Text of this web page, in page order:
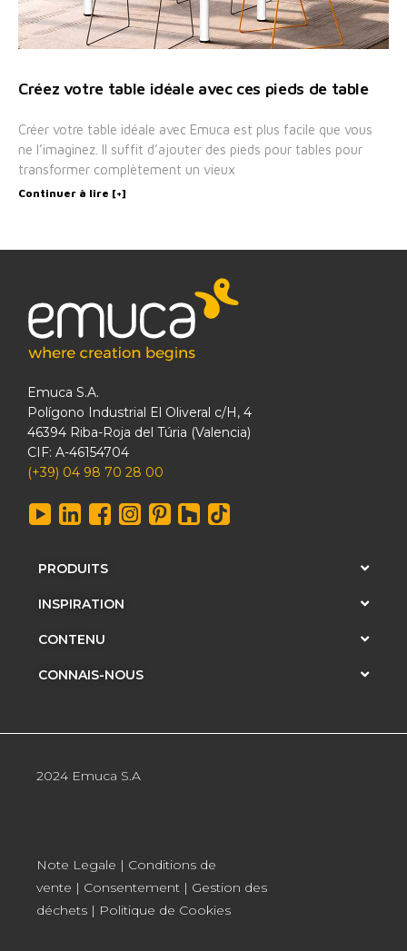
Créez votre table idéale avec ces pieds de table
Créer votre table idéale avec Emuca est plus facile que vous
ne l’imaginez. Il suffit d’ajouter des pieds pour tables pour
transformer complètement un vieux
Continuer à lire [+]
Emuca S.A.
Polígono Industrial El Oliveral c/H, 4
46394 Riba-Roja del Túria (Valencia)
CIF: A-46154704
(+39) 04 98 70 28 00
PRODUITS
INSPIRATION
CONTENU
CONNAIS-NOUS
2024 Emuca S.A
Note Legale | Conditions de
vente | Consentement | Gestion des
déchets | Politique de Cookies